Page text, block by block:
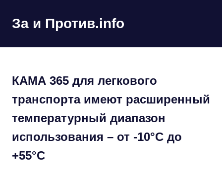
перейти
За и Против.info
КАМА 365 для легкового
транспорта имеют расширенный
температурный диапазон
использования – от -10°С до
+55°С